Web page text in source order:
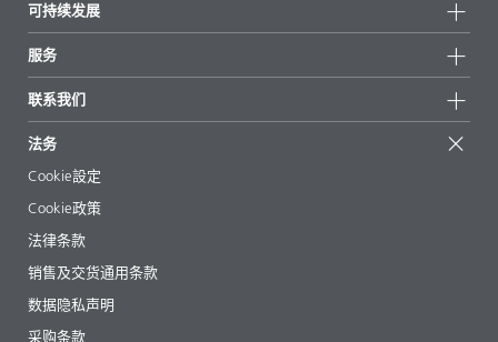
重点推荐
新闻
新闻和媒体
地区和分销商
展会和活动
可持续发展
可持续产品
成功案例
EcoVadis
认证
服务
起始配方
文章
电子书
法规事务
助剂指南 App
视频
下载
联系我们
法务
Cookie設定
Cookie政策
法律条款
销售及交货通用条款
数据隐私声明
采购条款